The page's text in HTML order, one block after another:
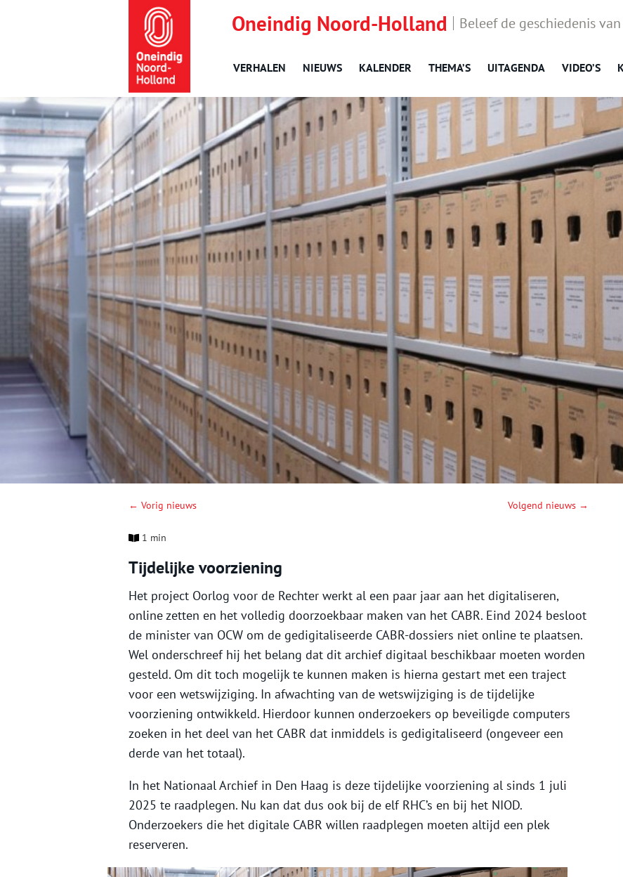
Oneindig Noord-Holland Beleef de geschiedenis
VERHALEN NIEUWS KALENDER THEMA’S UITAGENDA VIDEO’S
← Vorig nieuws Volgend nieuws →
1 min
Tijdelijke voorziening
Het project Oorlog voor de Rechter werkt al een paar jaar aan het digitaliseren,
online zetten en het volledig doorzoekbaar maken van het CABR. Eind 2024 besloot
de minister van OCW om de gedigitaliseerde CABR-dossiers niet online te plaatsen.
Wel onderschreef hij het belang dat dit archief digitaal beschikbaar moeten worden
gesteld. Om dit toch mogelijk te kunnen maken is hierna gestart met een traject
voor een wetswijziging. In afwachting van de wetswijziging is de tijdelijke
voorziening ontwikkeld. Hierdoor kunnen onderzoekers op beveiligde computers
zoeken in het deel van het CABR dat inmiddels is gedigitaliseerd (ongeveer een
derde van het totaal).
In het Nationaal Archief in Den Haag is deze tijdelijke voorziening al sinds 1 juli
2025 te raadplegen. Nu kan dat dus ook bij de elf RHC’s en bij het NIOD.
Onderzoekers die het digitale CABR willen raadplegen moeten altijd een plek
reserveren.